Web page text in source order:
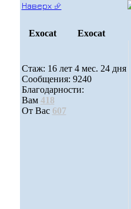
Наверх ⮵
Exocat Exocat
Стаж: 16 лет 4 мес. 24 дня
Сообщения: 9240
Благодарности:
Вам 418
От Вас 607